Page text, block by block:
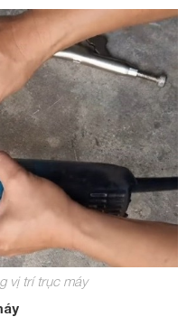
vị trí trục máy